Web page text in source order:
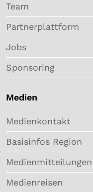
Team
Partnerplattform
Jobs
Sponsoring
Medien
Medienkontakt
Basisinfos Region
Medienmitteilungen
Medienreisen